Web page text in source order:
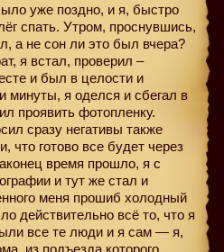
уже поздно, и я, быстро
спать. Утром, проснувшись,
а не сон ли это был вчера?
я встал, проверил –
и был в целости и
минуты, я оделся и сбегал в
проявить фотопленку.
сразу негативы также
что готово все будет через
время прошло, я с
и тут же стал и
меня прошиб холодный
действительно всё то, что я
все те люди и я сам — я,
из подъезда которого